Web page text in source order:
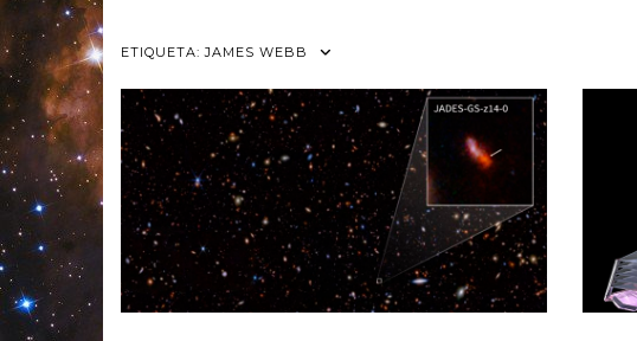
ETIQUETA:JAMES WEBB